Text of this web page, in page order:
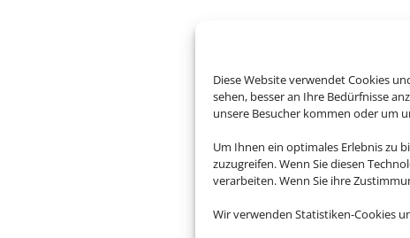
Diese Website verwendet Cookies
sehen, besser an Ihre Bedürfnisse
unsere Besucher kommen oder um
Um Ihnen ein optimales Erlebnis zu
zuzugreifen. Wenn Sie diesen
verarbeiten. Wenn Sie ihre
Wir verwenden Statistiken-Cookies